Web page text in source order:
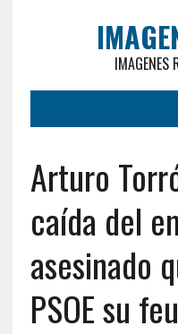
IMAGENES
Arturo
caída del
asesinado
PSOE su